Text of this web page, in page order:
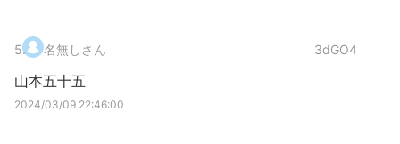
5. 名無しさん 3dGO4
山本五十五
2024/03/09 22:46:00